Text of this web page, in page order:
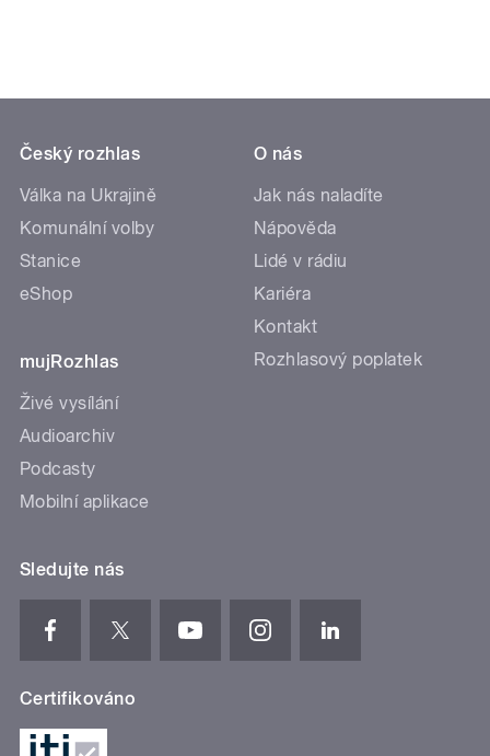
Český rozhlas
Válka na Ukrajině
Komunální volby
Stanice
eShop
mujRozhlas
Živé vysílání
Audioarchiv
Podcasty
Mobilní aplikace
O nás
Jak nás naladíte
Nápověda
Lidé v rádiu
Kariéra
Kontakt
Rozhlasový poplatek
Sledujte nás
Certifikováno